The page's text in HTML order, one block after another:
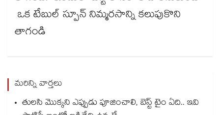
ఒక టేబుల్​ స్పూన్​ నిమ్మరసాన్ని కలుపుకొని
తాగండి
మరిన్ని వార్తలు
తులసి మొక్కని ఎప్పుడు పూజించాలి, బెస్ట్ టైం ఏది.. ఇవి